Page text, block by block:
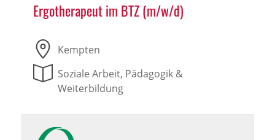
Ergotherapeut im BTZ (m/w/d)
Kempten
Soziale Arbeit, Pädagogik &
Weiterbildung